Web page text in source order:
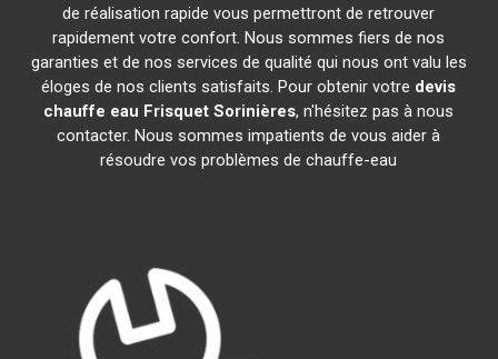
de réalisation rapide vous permettront de retrouver
rapidement votre confort. Nous sommes fiers de nos
garanties et de nos services de qualité qui nous ont valu les
éloges de nos clients satisfaits. Pour obtenir votre devis
chauffe eau Frisquet Sorinières, n'hésitez pas à nous
contacter. Nous sommes impatients de vous aider à
résoudre vos problèmes de chauffe-eau